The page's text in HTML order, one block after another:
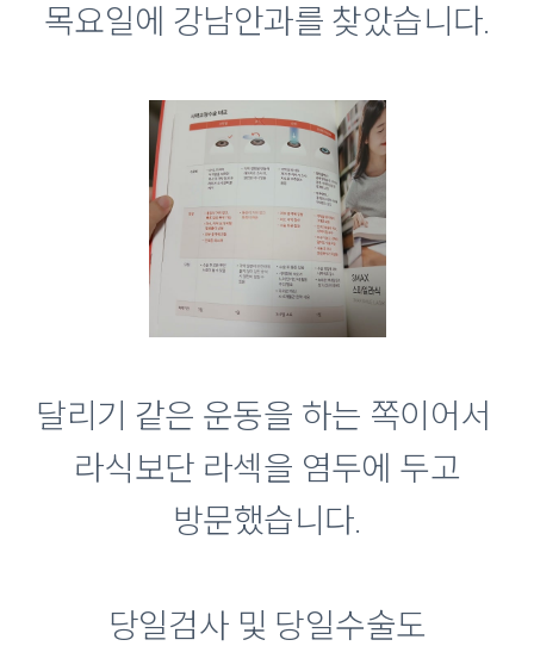
목요일에 강남안과를 찾았습니다.
달리기 같은 운동을 하는 쪽이어서
라식보단 라섹을 염두에 두고
방문했습니다.
당일검사 및 당일수술도